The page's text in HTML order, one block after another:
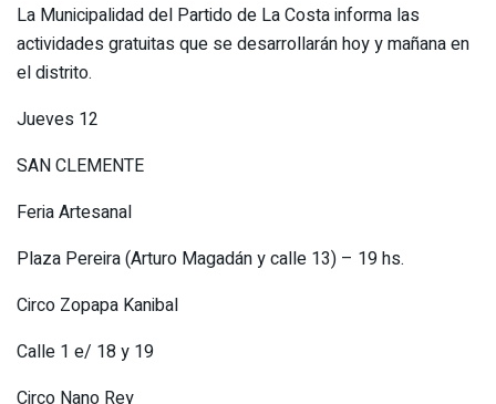
La Municipalidad del Partido de La Costa informa las
actividades gratuitas que se desarrollarán hoy y mañana en
el distrito.
Jueves 12
SAN CLEMENTE
Feria Artesanal
Plaza Pereira (Arturo Magadán y calle 13) – 19 hs.
Circo Zopapa Kanibal
Calle 1 e/ 18 y 19
Circo Nano Rey